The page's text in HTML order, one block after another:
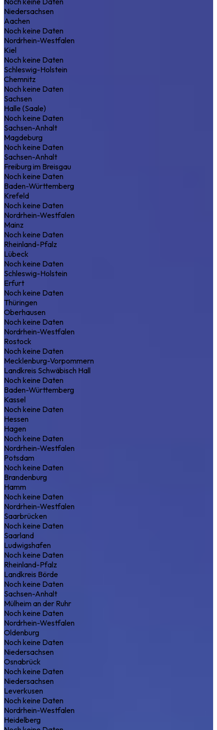
Niedersachsen
Aachen
Noch keine Daten
Nordrhein-Westfalen
Kiel
Noch keine Daten
Schleswig-Holstein
Chemnitz
Noch keine Daten
Sachsen
Halle (Saale)
Noch keine Daten
Sachsen-Anhalt
Magdeburg
Noch keine Daten
Sachsen-Anhalt
Freiburg im Breisgau
Noch keine Daten
Baden-Württemberg
Krefeld
Noch keine Daten
Nordrhein-Westfalen
Mainz
Noch keine Daten
Rheinland-Pfalz
Lübeck
Noch keine Daten
Schleswig-Holstein
Erfurt
Noch keine Daten
Thüringen
Oberhausen
Noch keine Daten
Nordrhein-Westfalen
Rostock
Noch keine Daten
Mecklenburg-Vorpommern
Landkreis Schwäbisch Hall
Noch keine Daten
Baden-Württemberg
Kassel
Noch keine Daten
Hessen
Hagen
Noch keine Daten
Nordrhein-Westfalen
Potsdam
Noch keine Daten
Brandenburg
Hamm
Noch keine Daten
Nordrhein-Westfalen
Saarbrücken
Noch keine Daten
Saarland
Ludwigshafen
Noch keine Daten
Rheinland-Pfalz
Landkreis Börde
Noch keine Daten
Sachsen-Anhalt
Mülheim an der Ruhr
Noch keine Daten
Nordrhein-Westfalen
Oldenburg
Noch keine Daten
Niedersachsen
Osnabrück
Noch keine Daten
Niedersachsen
Leverkusen
Noch keine Daten
Nordrhein-Westfalen
Heidelberg